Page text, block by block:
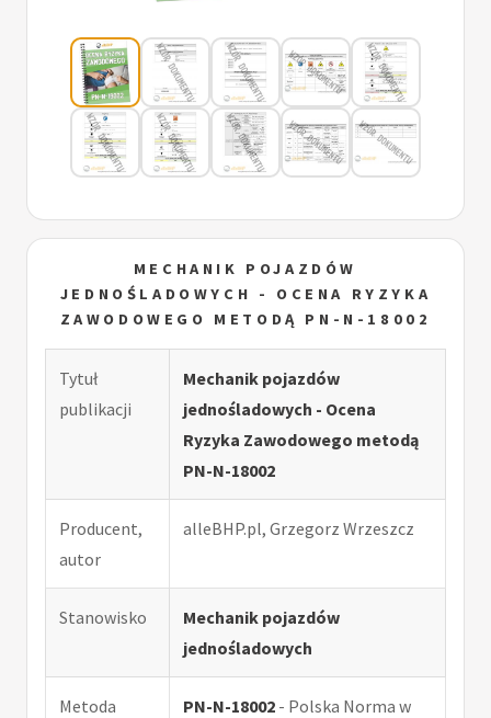
MECHANIK POJAZDÓW
JEDNOŚLADOWYCH - OCENA RYZYKA
ZAWODOWEGO METODĄ PN-N-18002
Tytuł
publikacji
Mechanik pojazdów
jednośladowych - Ocena
Ryzyka Zawodowego metodą
PN-N-18002
Producent,
autor
alleBHP.pl, Grzegorz Wrzeszcz
Stanowisko
Mechanik pojazdów
jednośladowych
Metoda
PN-N-18002 - Polska Norma w